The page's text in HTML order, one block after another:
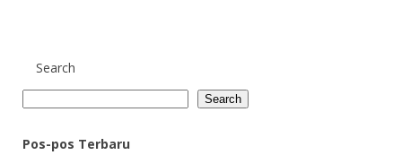
Search
Search
Pos-pos Terbaru